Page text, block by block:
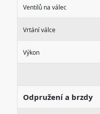
Ventilů na válec
Vrtání válce
Výkon
Odpružení a brzdy